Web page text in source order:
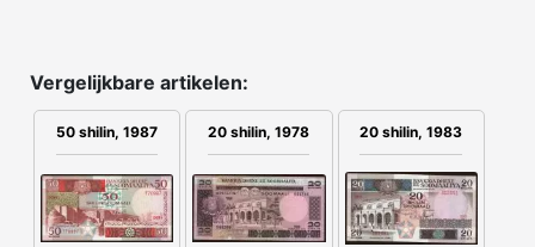
Vergelijkbare artikelen:
50 shilin, 1987 20 shilin, 1978 20 shilin, 1983